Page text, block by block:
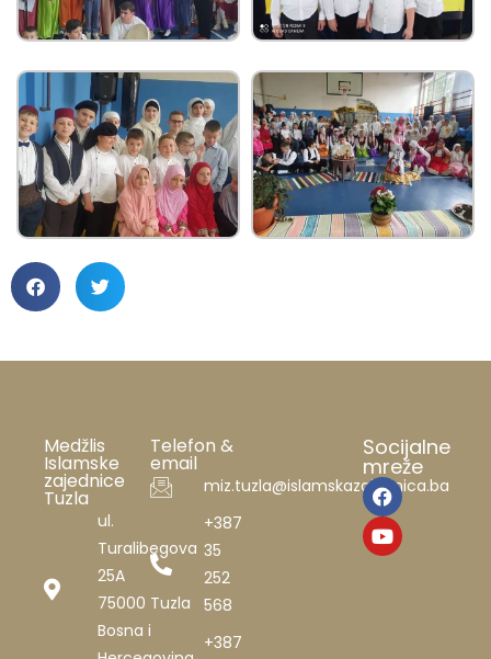
Medžlis
Islamske
zajednice
Tuzla
ul.
Turalibegova
25A
75000 Tuzla
Bosna i
Telefon &
email
miz.tuzla@islamskazajednica.ba
+387
35
252
568
+387
Socijalne
mreže